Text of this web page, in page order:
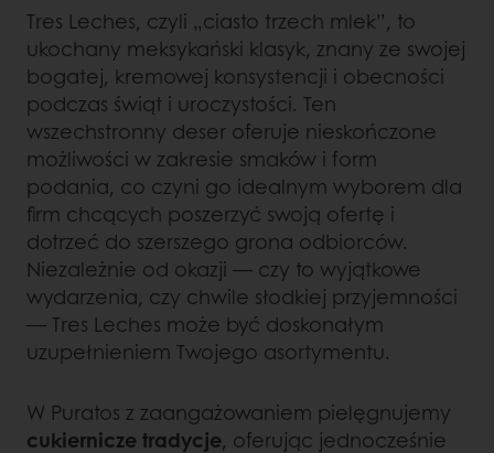
Tres Leches, czyli „ciasto trzech mlek”, to
ukochany meksykański klasyk, znany ze swojej
bogatej, kremowej konsystencji i obecności
podczas świąt i uroczystości. Ten
wszechstronny deser oferuje nieskończone
możliwości w zakresie smaków i form
podania, co czyni go idealnym wyborem dla
firm chcących poszerzyć swoją ofertę i
dotrzeć do szerszego grona odbiorców.
Niezależnie od okazji — czy to wyjątkowe
wydarzenia, czy chwile słodkiej przyjemności
— Tres Leches może być doskonałym
uzupełnieniem Twojego asortymentu.
W Puratos z zaangażowaniem pielęgnujemy
cukiernicze tradycje, oferując jednocześnie